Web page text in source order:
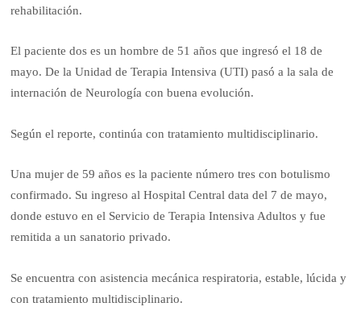
rehabilitación.
El paciente dos es un hombre de 51 años que ingresó el 18 de
mayo. De la Unidad de Terapia Intensiva (UTI) pasó a la sala de
internación de Neurología con buena evolución.
Según el reporte, continúa con tratamiento multidisciplinario.
Una mujer de 59 años es la paciente número tres con botulismo
confirmado. Su ingreso al Hospital Central data del 7 de mayo,
donde estuvo en el Servicio de Terapia Intensiva Adultos y fue
remitida a un sanatorio privado.
Se encuentra con asistencia mecánica respiratoria, estable, lúcida y
con tratamiento multidisciplinario.